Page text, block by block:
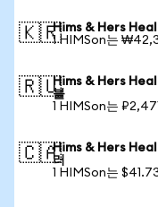
🇰🇷Hims & Hers
1 HIMSon는
🇷🇺Hims & Hers
블
1 HIMSon는
🇨🇦Hims & Hers
러
1 HIMSon는